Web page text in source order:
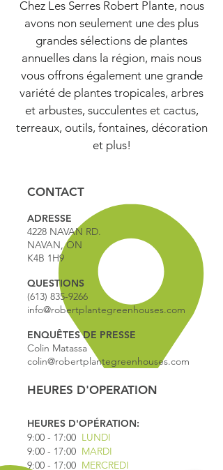
Chez Les Serres Robert Plante, nous
avons non seulement une des plus
grandes sélections de plantes
annuelles dans la région, mais nous
vous offrons également une grande
variété de plantes tropicales, arbres
et arbustes, succulentes et cactus,
terreaux, outils, fontaines, décoration
et plus!
CONTACT
ADRESSE
4228 NAVAN RD.
NAVAN, ON
K4B 1H9
QUESTIONS
(613) 835-9266
info@robertplantegreenhouses.com
ENQUÊTES DE PRESSE
Colin Matassa
colin@robertplantegreenhouses.com
HEURES D'OPERATION
HEURES D'OPÉRATION:
9:00 - 17:00 LUNDI
9:00 - 17:00 MARDI
9:00 - 17:00 MERCREDI